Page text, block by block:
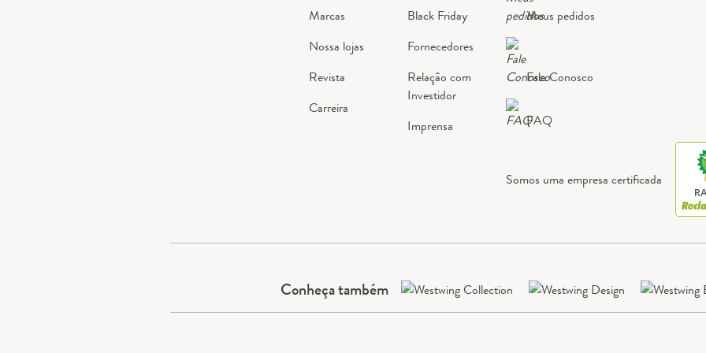
Marcas
Nossa lojas
Revista
Carreira
Black Friday
Fornecedores
Relação com
Investidor
Imprensa
Meus pedidos
Fale Conosco
FAQ
Somos uma empresa certificada
Conheça também